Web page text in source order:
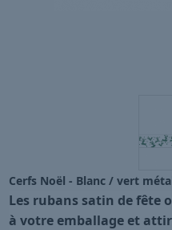
Cerfs Noël - Blanc / vert
Les rubans satin de fête
à votre emballage et